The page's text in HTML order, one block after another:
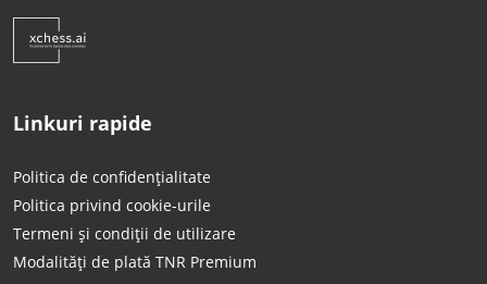
Linkuri rapide
Politica de confidențialitate
Politica privind cookie-urile
Termeni și condiții de utilizare
Modalități de plată TNR Premium